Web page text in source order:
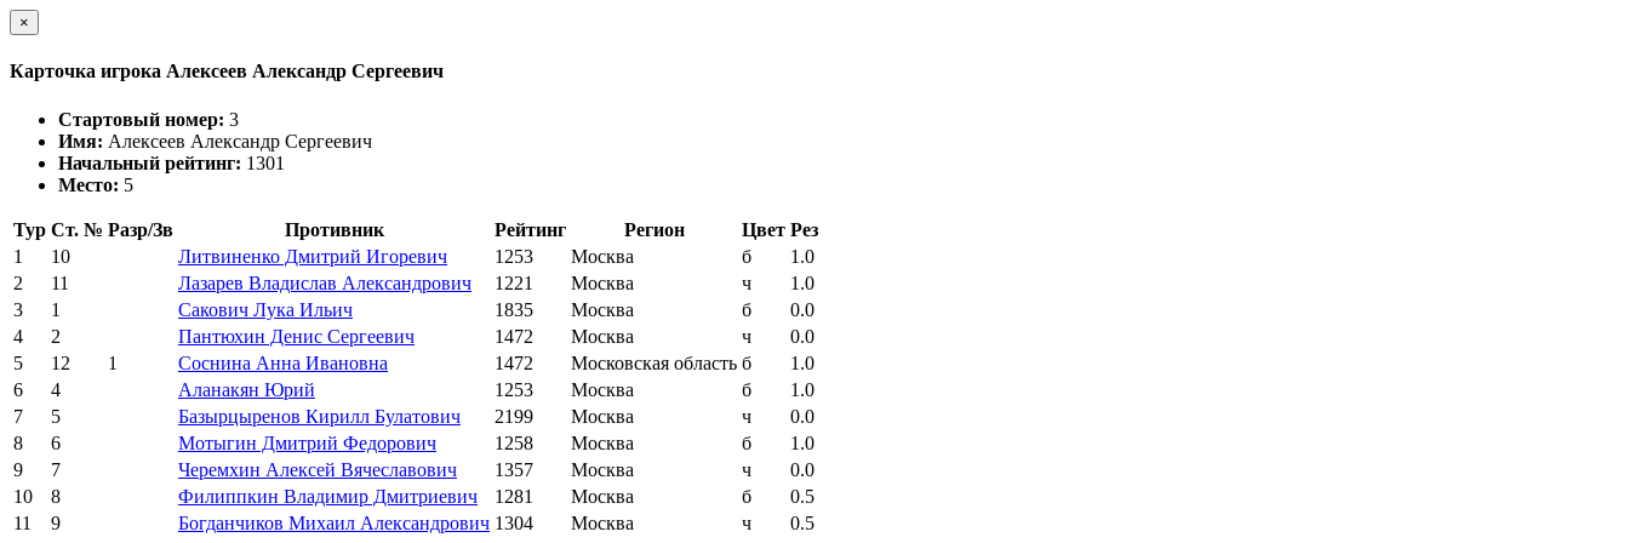
×
Карточка игрока Алексеев Александр Сергеевич
Стартовый номер: 3
Имя: Алексеев Александр Сергеевич
Начальный рейтинг: 1301
Место: 5
Тур Ст. № Разр/Зв Противник Рейтинг Регион Цвет Рез
1
10 Литвиненко Дмитрий Игоревич 1253 Москва б
1.0
2
11 Лазарев Владислав Александрович 1221 Москва ч
1.0
3
1 Сакович Лука Ильич 1835 Москва б
0.0
4
2 Пантюхин Денис Сергеевич 1472 Москва ч
0.0
5
12 1 Соснина Анна Ивановна 1472 Московская область б
1.0
6
4 Аланакян Юрий 1253 Москва б
1.0
7
5 Базырцыренов Кирилл Булатович 2199 Москва ч
0.0
8
6 Мотыгин Дмитрий Федорович 1258 Москва б
1.0
9
7 Черемхин Алексей Вячеславович 1357 Москва ч
0.0
10
8 Филиппкин Владимир Дмитриевич 1281 Москва б
0.5
11
9 Богданчиков Михаил Александрович 1304 Москва ч
0.5